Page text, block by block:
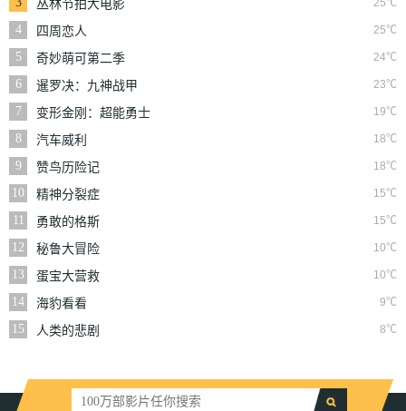
25℃
丛林节拍大电影
4
25℃
四周恋人
5
24℃
奇妙萌可第二季
6
23℃
暹罗决：九神战甲
7
19℃
变形金刚：超能勇士
第二季
8 18℃
汽车威利
9
18℃
赞鸟历险记
10
15℃
精神分裂症
11
15℃
勇敢的格斯
12
10℃
秘鲁大冒险
13
10℃
蛋宝大营救
14
9℃
海豹看看
15
8℃
人类的悲剧